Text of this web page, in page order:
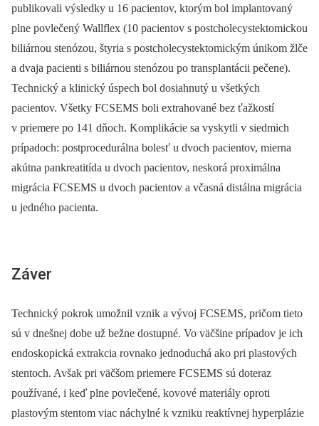
publikovali výsledky u 16 pacientov, ktorým bol implantovaný
plne povlečený Wallflex (10 pacientov s postcholecystektomickou
biliárnou stenózou, štyria s postcholecystektomickým únikom žlče
a dvaja pacienti s biliárnou stenózou po transplantácii pečene).
Technický a klinický úspech bol dosiahnutý u všetkých
pacientov. Všetky FCSEMS boli extrahované bez ťažkostí
v priemere po 141 dňoch. Komplikácie sa vyskytli v siedmich
prípadoch: postprocedurálna bolesť u dvoch pacientov, mierna
akútna pankreatitída u dvoch pacientov, neskorá proximálna
migrácia FCSEMS u dvoch pacientov a včasná distálna migrácia
u jedného pacienta.
Záver
Technický pokrok umožnil vznik a vývoj FCSEMS, pričom tieto
sú v dnešnej dobe už bežne dostupné. Vo väčšine prípadov je ich
endoskopická extrakcia rovnako jednoduchá ako pri plastových
stentoch. Avšak pri väčšom priemere FCSEMS sú doteraz
používané, i keď plne povlečené, kovové materiály oproti
plastovým stentom viac náchylné k vzniku reaktívnej hyperplázie